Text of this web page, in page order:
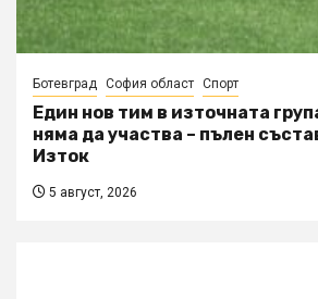
Ботевград София област Спорт
Един нов тим в източната
няма да участва – пълен
Изток
5 август, 2026